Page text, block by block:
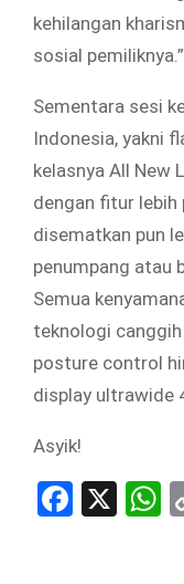
kehilangan
sosial pemiliknya.”
Sementara sesi
Indonesia, yakni
kelasnya All New
dengan fitur lebih
disematkan pun
penumpang atau
Semua
teknologi
posture control
display ultrawide
Asyik!
X